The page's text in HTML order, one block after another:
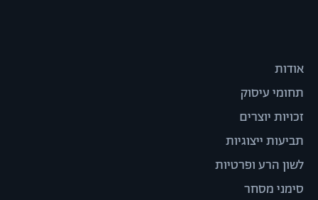
אודות
תחומי עיסוק
זכויות יוצרים
תביעות ייצוגיות
לשון הרע ופרטיות
סימני מסחר